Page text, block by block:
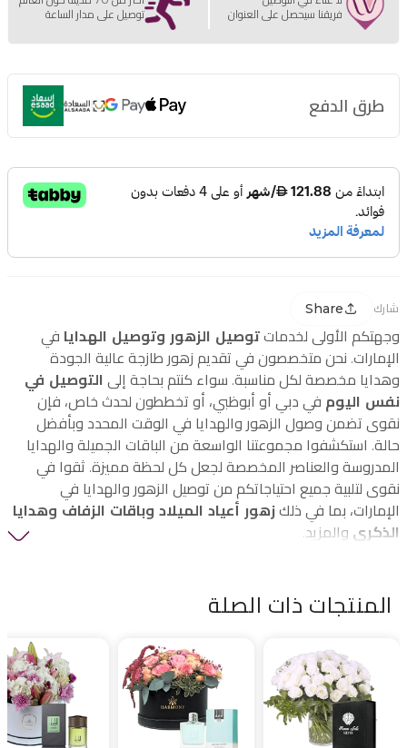
فريقنا سيحصل على العنوان
توصيل على مدار الساعة
طرق الدفع
شارك Share
وجهتكم الأولى لخدمات توصيل الزهور وتوصيل الهدايا في
الإمارات. نحن متخصصون في تقديم زهور طازجة عالية الجودة
وهدايا مخصصة لكل مناسبة. سواء كنتم بحاجة إلى التوصيل في
نفس اليوم في دبي أو أبوظبي، أو تخططون لحدث خاص، فإن
نقوى تضمن وصول الزهور والهدايا في الوقت المحدد وبأفضل
حالة. استكشفوا مجموعتنا الواسعة من الباقات الجميلة والهدايا
المدروسة والعناصر المخصصة لجعل كل لحظة مميزة. ثقوا في
نقوى لتلبية جميع احتياجاتكم من توصيل الزهور والهدايا في
الإمارات، بما في ذلك زهور أعياد الميلاد وباقات الزفاف وهدايا
الذكرى والمزيد.
المنتجات ذات الصلة